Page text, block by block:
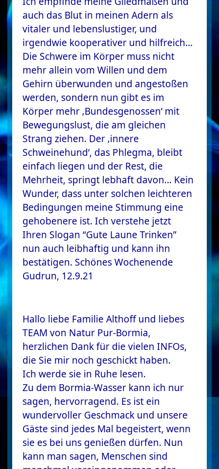
auch das Blut in meinen Adern als
vitaler und lebenslustiger, und
irgendwie kooperativer und hilfreich…
Die Schwere im Körper muss nicht
mehr allein vom Willen und dem
Gehirn überwunden und angestoßen
werden, sondern nun gibt es im
Körper mehr ‚Bundesgenossen‘ mit
Bewegungslust, die am gleichen
Strang ziehen. Der ‚innere
Schweinehund‘, das Phlegma, bleibt
einfach liegen und der Rest, die
Mehrheit, springt lebhaft davon… Kein
Wunder, dass unter solchen leichteren
Bedingungen meine Stimmung eine
gehobenere ist. Ich verstehe jetzt
Ihren Slogan “Gute Laune Trinken”
nun auch leibhaftig und kann ihn
bestätigen. Schönes Wochenende
Gudrun, 12.9.21
Hallo liebe Familie Althoff und liebes
TEAM von Natur Pur-Bormia,
herzlichen Dank für die vielen INFOs,
die Sie mir noch geschickt haben.
Ich werde sie in Ruhe lesen.
Zu dem Bormia-Wasser kann ich nur
sagen, hervorragend. Es ist ein
wundervoller Geschmack und unsere
Gäste sind jedes Mal begeistert, wenn
sie es bei uns genießen dürfen. Nun
kann man sagen, Menschen sind